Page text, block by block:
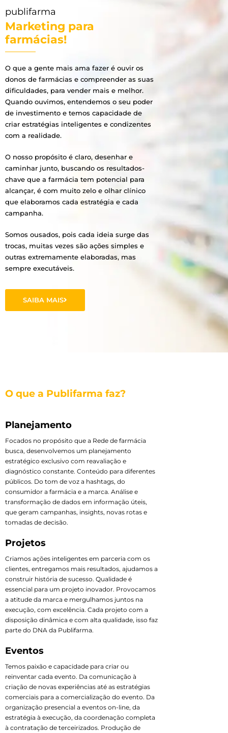
publifarma
Marketing para
farmácias!
O que a gente mais ama fazer é ouvir os
donos de farmácias e compreender as suas
dificuldades, para vender mais e melhor.
Quando ouvimos, entendemos o seu poder
de investimento e temos capacidade de
criar estratégias inteligentes e condizentes
com a realidade.
O nosso propósito é claro, desenhar e
caminhar junto, buscando os resultados-
chave que a farmácia tem potencial para
alcançar, é com muito zelo e olhar clínico
que elaboramos cada estratégia e cada
campanha.
Somos ousados, pois cada ideia surge das
trocas, muitas vezes são ações simples e
outras extremamente elaboradas, mas
sempre executáveis.
SAIBA MAIS
O que a Publifarma faz?
Planejamento
Focados no propósito que a Rede de farmácia
busca, desenvolvemos um planejamento
estratégico exclusivo com reavaliação e
diagnóstico constante. Conteúdo para diferentes
públicos. Do tom de voz a hashtags, do
consumidor a farmácia e a marca. Análise e
transformação de dados em informação úteis,
que geram campanhas, insights, novas rotas e
tomadas de decisão.
Projetos
Criamos ações inteligentes em parceria com os
clientes, entregamos mais resultados, ajudamos a
construir história de sucesso. Qualidade é
essencial para um projeto inovador. Provocamos
a atitude da marca e mergulhamos juntos na
execução, com excelência. Cada projeto com a
disposição dinâmica e com alta qualidade, isso faz
parte do DNA da Publifarma.
Eventos
Temos paixão e capacidade para criar ou
reinventar cada evento. Da comunicação à
criação de novas experiências até as estratégias
comerciais para a comercialização do evento. Da
organização presencial a eventos on-line, da
estratégia à execução, da coordenação completa
à contratação de terceirizados. Produção de